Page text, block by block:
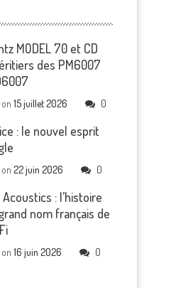
MODEL 70 et CD
des PM6007
on15 juillet 2026 0
: le nouvel esprit
on22 juin 2026 0
Acoustics : l’histoire
nom français de
on16 juin 2026 0